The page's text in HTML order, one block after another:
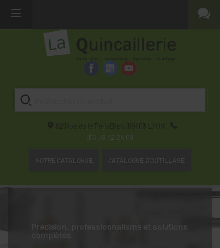
82 Rue de la Part-Dieu, 69003
LYON
04 78 42 24 08
NOTRE CATALOGUE CATALOGUE D'OUTILLAGE
Précision, professionnalisme et solutions
complètes